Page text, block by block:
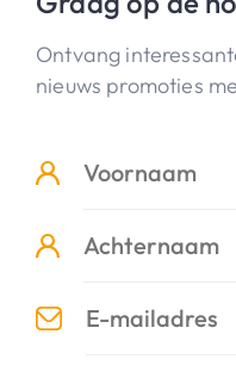
Ontvang
nieuws promoties